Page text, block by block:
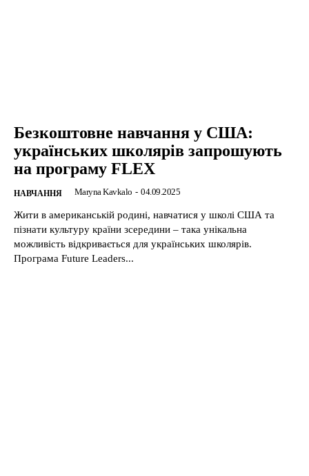
Безкоштовне навчання у США:
українських школярів запрошують
на програму FLEX
НАВЧАННЯ Maryna Kavkalo - 04.09.2025
Жити в американській родині, навчатися у школі США та
пізнати культуру країни зсередини – така унікальна
можливість відкривається для українських школярів.
Програма Future Leaders...